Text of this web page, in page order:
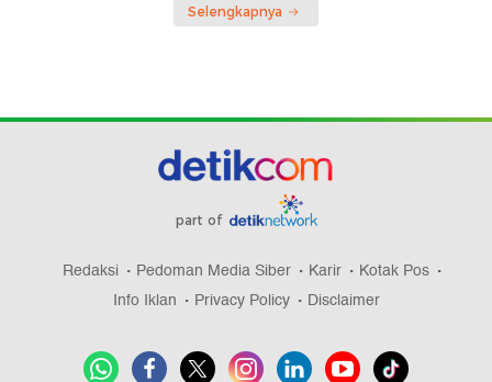
Selengkapnya
part of
Redaksi Pedoman Media Siber Karir
Kotak Pos
Info Iklan
Privacy Policy Disclaimer